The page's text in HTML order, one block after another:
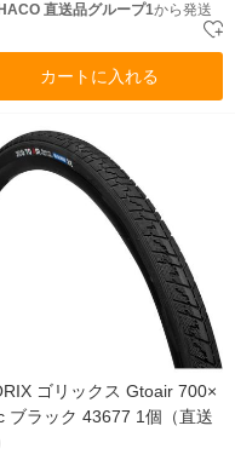
直送品グループ1から発送
カートに入れる
ゴリックス Gtoair 700×
ブラック 43677 1個（直送